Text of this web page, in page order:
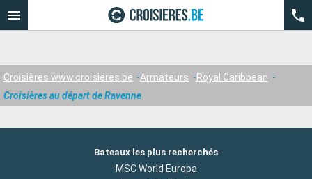
Croisières www.croisieres.be Armateurs
Royal Caribbean
Croisières au départ de Ravenne
Bateaux les plus recherchés
MSC World Europa